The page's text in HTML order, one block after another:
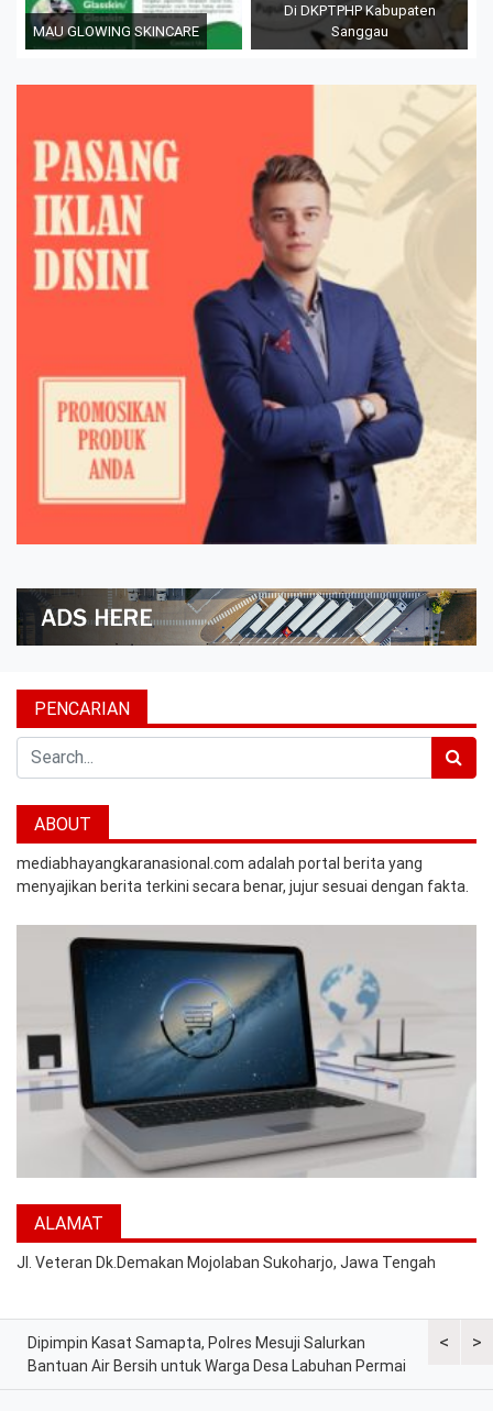
MAU GLOWING SKINCARE
Di DKPTPHP Kabupaten
Sanggau
PENCARIAN
Search
ABOUT
mediabhayangkaranasional.com adalah portal berita yang
menyajikan berita terkini secara benar, jujur sesuai dengan fakta.
ALAMAT
Jl. Veteran Dk.Demakan Mojolaban Sukoharjo, Jawa Tengah
<
Dipimpin Kasat Samapta, Polres Mesuji Salurkan
Bantuan Air Bersih untuk Warga Desa Labuhan Permai
Polres>